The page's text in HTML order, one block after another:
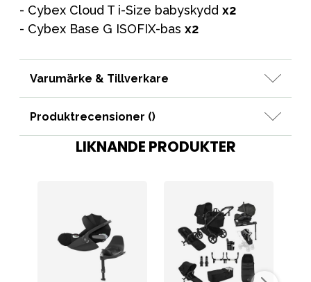
- Cybex Cloud T i-Size babyskydd x2
- Cybex Base G ISOFIX-bas x2
Varumärke & Tillverkare
Produktrecensioner ()
LIKNANDE PRODUKTER